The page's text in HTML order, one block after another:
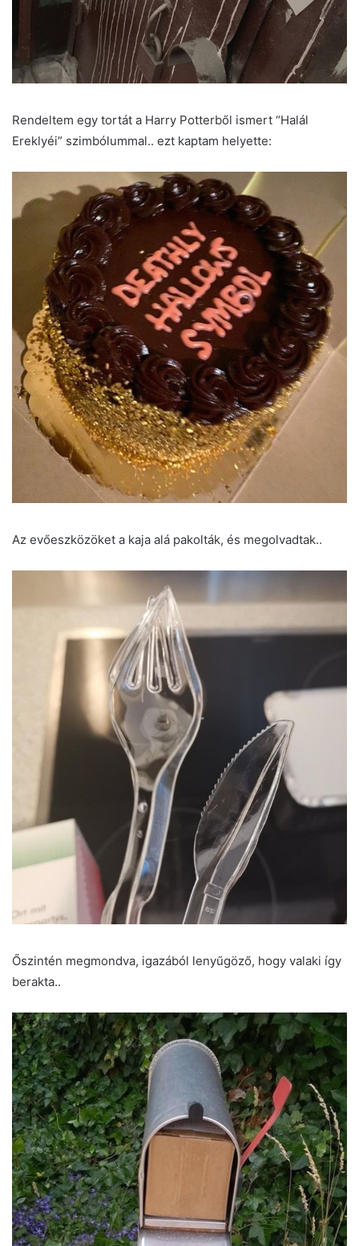
Rendeltem egy tortát a Harry Potterből ismert “Halál
Ereklyéi” szimbólummal.. ezt kaptam helyette:
Az evőeszközöket a kaja alá pakolták, és megolvadtak..
Őszintén megmondva, igazából lenyűgöző, hogy valaki így
berakta..